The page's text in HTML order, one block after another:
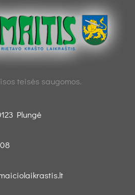
teisės saugomos.
Plungė